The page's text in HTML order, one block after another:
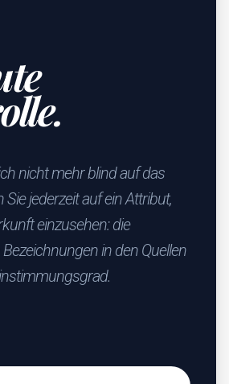
nicht mehr blind auf das
jederzeit auf ein Attribut,
einzusehen: die
in den Quellen